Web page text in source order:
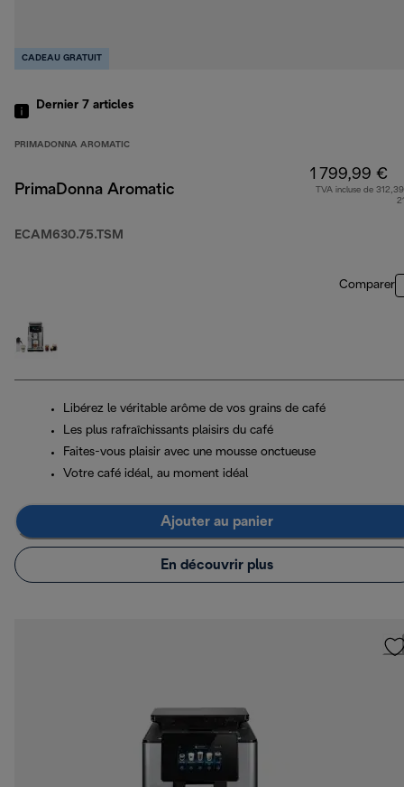
CADEAU GRATUIT
Dernier 7 articles
PRIMADONNA AROMATIC
PrimaDonna Aromatic
ECAM630.75.TSM
1 799,99 €
TVA incluse de
Comparer
Libérez le véritable arôme de vos grains de café
Les plus rafraîchissants plaisirs du café
Faites-vous plaisir avec une mousse onctueuse
Votre café idéal, au moment idéal
Ajouter au panier
En découvrir plus